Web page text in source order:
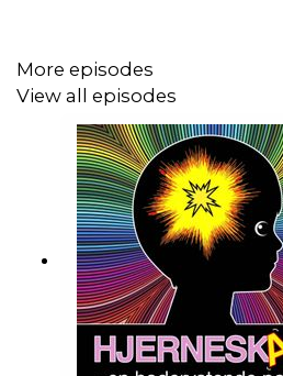
More episodes
View all episodes